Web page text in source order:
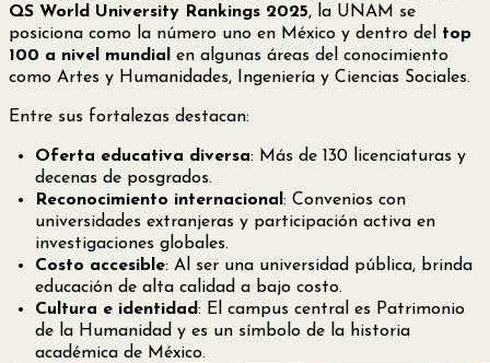
QS World University Rankings 2025, la UNAM se
posiciona como la número uno en México y dentro del top
100 a nivel mundial
en algunas áreas del conocimiento
como Artes y Humanidades, Ingeniería y Ciencias Sociales.
Entre sus fortalezas destacan:
Oferta educativa diversa: Más de 130 licenciaturas y
decenas de posgrados.
Reconocimiento internacional : Convenios con
universidades extranjeras y participación activa en
investigaciones globales.
Costo accesible: Al ser una universidad pública, brinda
educación de alta calidad a bajo costo.
Cultura e identidad: El campus central es Patrimonio
de la Humanidad y es un símbolo de la historia
académica de México.